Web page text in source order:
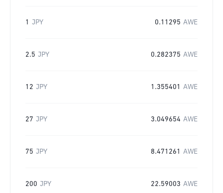
1 JPY 0.11295 AWE
2.5 JPY 0.282375 AWE
12 JPY 1.355401 AWE
27 JPY 3.049654 AWE
75 JPY 8.471261 AWE
200 JPY 22.59003 AWE